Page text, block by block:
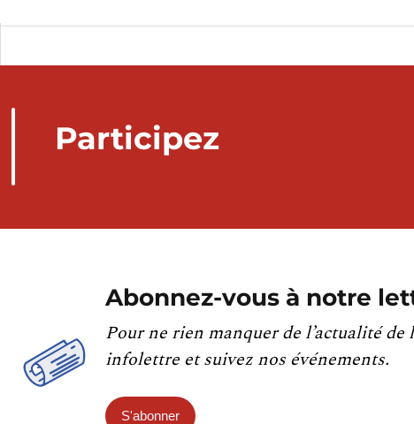
Participez
Abonnez-vous à notre
Pour ne rien manquer de l’actualité
infolettre et suivez nos événements.
S'abonner